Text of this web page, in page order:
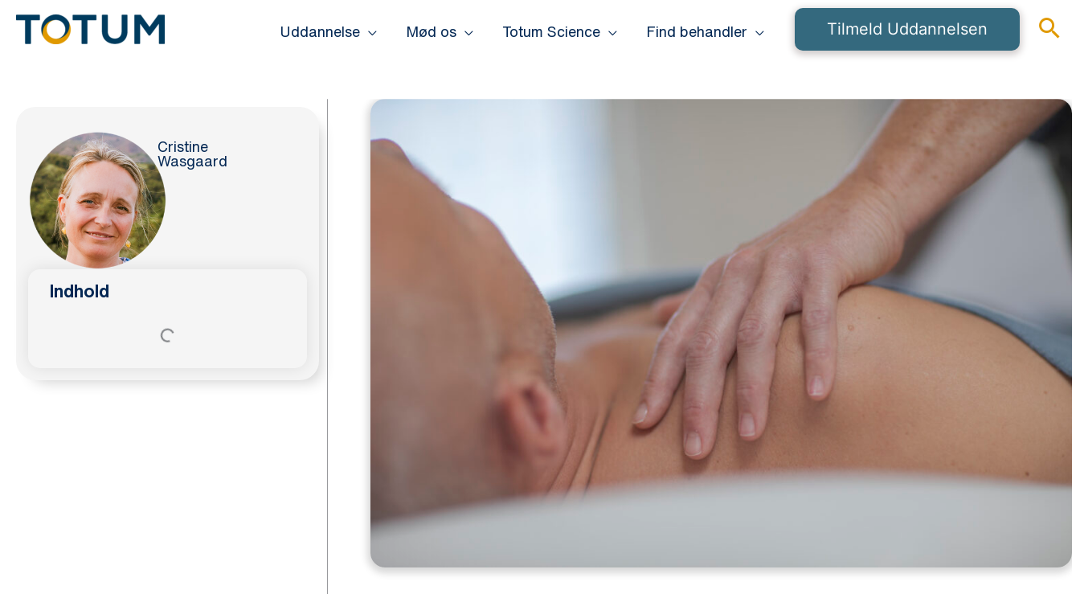
Gå
Uddannelse Mød os Totum Science Find behandler Tilmeld Uddannelsen
Cristine
Wasgaard
Indhold